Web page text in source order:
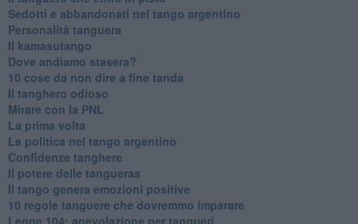
Sedotti e abbandonati nel tango argentino
Personalità tanguera
Il kamasutango
Dove andiamo stasera?
10 cose da non dire a fine tanda
Il tanghero odioso
Mirare con la PNL
La prima volta
La politica nel tango argentino
Confidenze tanghere
Il potere delle tangueras
Il tango genera emozioni positive
10 regole tanguere che dovremmo imparare
Legge 104: agevolazione per tangueri